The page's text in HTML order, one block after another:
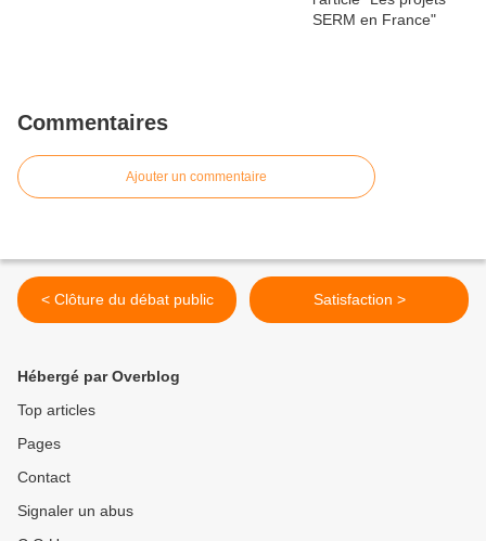
Commentaires
Ajouter un commentaire
< Clôture du débat public Satisfaction >
Hébergé par Overblog
Top articles
Pages
Contact
Signaler un abus